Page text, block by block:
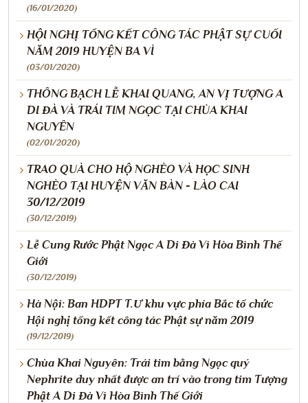
(16/01/2020)
HỘI NGHỊ TỔNG KẾT CÔNG TÁC PHẬT SỰ CUỐI
NĂM 2019 HUYỆN BA VÌ
(03/01/2020)
THÔNG BẠCH LỄ KHAI QUANG, AN VỊ TƯỢNG A
DI ĐÀ VÀ TRÁI TIM NGỌC TẠI CHÙA KHAI
NGUYÊN
(02/01/2020)
TRAO QUÀ CHO HỘ NGHÈO VÀ HỌC SINH
NGHÈO TẠI HUYỆN VĂN BÀN - LÀO CAI
30/12/2019
(30/12/2019)
Lễ Cung Rước Phật Ngọc A Di Đà Vì Hòa Bình Thế
Giới
(30/12/2019)
Hà Nội: Ban HDPT T.Ư khu vực phía Bắc tổ chức
Hội nghị tổng kết công tác Phật sự năm 2019
(19/12/2019)
Chùa Khai Nguyên: Trái tim bằng Ngọc quý
Nephrite duy nhất được an trí vào trong tim Tượng
Phật A Di Đà Vì Hòa Bình Thế Giới